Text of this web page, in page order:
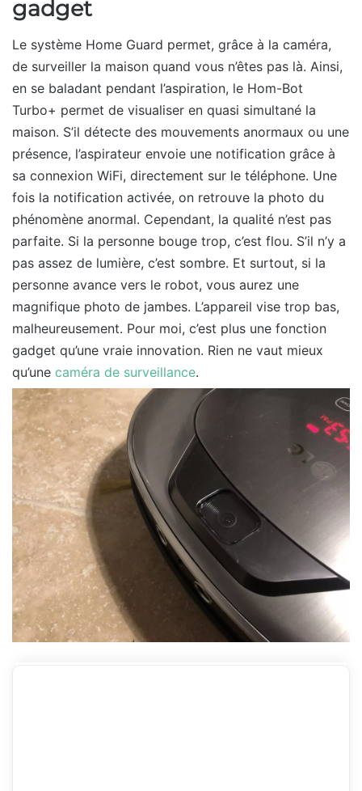
gadget
Le système Home Guard permet, grâce à la caméra,
de surveiller la maison quand vous n’êtes pas là. Ainsi,
en se baladant pendant l’aspiration, le Hom-Bot
Turbo+ permet de visualiser en quasi simultané la
maison. S’il détecte des mouvements anormaux ou une
présence, l’aspirateur envoie une notification grâce à
sa connexion WiFi, directement sur le téléphone. Une
fois la notification activée, on retrouve la photo du
phénomène anormal. Cependant, la qualité n’est pas
parfaite. Si la personne bouge trop, c’est flou. S’il n’y a
pas assez de lumière, c’est sombre. Et surtout, si la
personne avance vers le robot, vous aurez une
magnifique photo de jambes. L’appareil vise trop bas,
malheureusement. Pour moi, c’est plus une fonction
gadget qu’une vraie innovation. Rien ne vaut mieux
qu’une caméra de surveillance.